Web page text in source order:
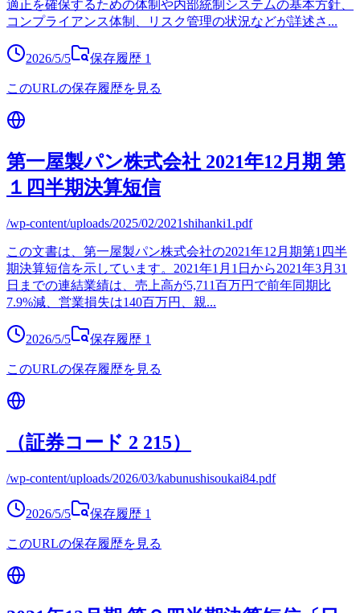
適正を確保するための体制や内部統制システムの基本方針、
コンプライアンス体制、リスク管理の状況などが詳述さ ...
2026/5/5 保存履歴 1
このURLの保存履歴を見る
第一屋製パン株式会社 2021年12月期 第
１四半期決算短信
/wp-content/uploads/2025/02/2021shihanki1.pdf
この文書は、第一屋製パン株式会社の2021年12月期第1四半
期決算短信を示しています。2021年1月1日から2021年3月31
日までの連結業績は、売上高が5,711百万円で前年同期比
7.9%減、営業損失は140百万円、親...
2026/5/5 保存履歴 1
このURLの保存履歴を見る
（証券コード 2 215）
/wp-content/uploads/2026/03/kabunushisoukai84.pdf
2026/5/5 保存履歴 1
このURLの保存履歴を見る